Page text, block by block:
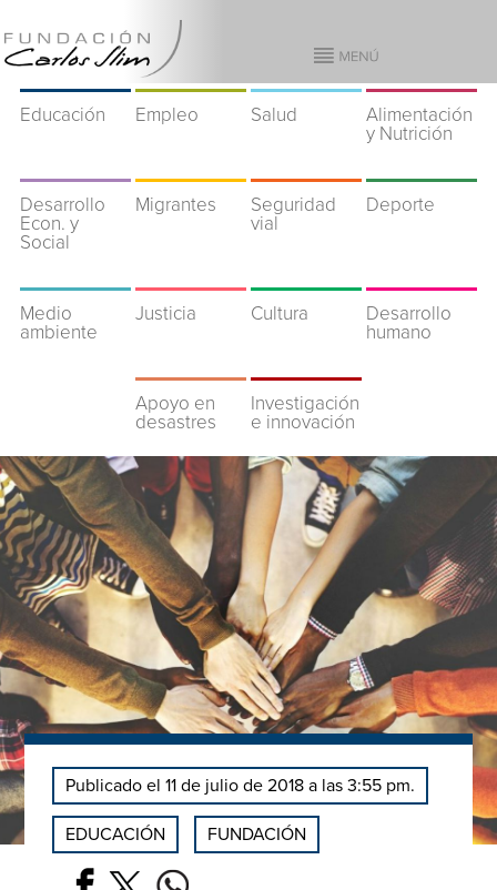
Educación Empleo Salud
Alimentación
y Nutrición
Desarrollo
Econ. y
Social
Migrantes
Seguridad
vial
Deporte
Medio
ambiente
Justicia Cultura
Desarrollo
humano
Apoyo en
desastres
Investigación
e innovación
Publicado el 11 de julio de 2018 a las 3:55 pm.
EDUCACIÓN FUNDACIÓN